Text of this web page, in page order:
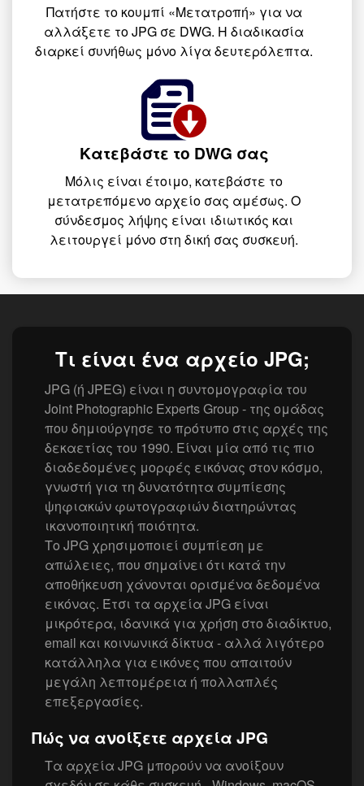
Πατήστε το κουμπί «Μετατροπή» για να
αλλάξετε το JPG σε DWG. Η διαδικασία
διαρκεί συνήθως μόνο λίγα δευτερόλεπτα.
Κατεβάστε το DWG σας
Μόλις είναι έτοιμο, κατεβάστε το
μετατρεπόμενο αρχείο σας αμέσως. Ο
σύνδεσμος λήψης είναι ιδιωτικός και
λειτουργεί μόνο στη δική σας συσκευή.
Τι είναι ένα αρχείο JPG;
JPG (ή JPEG) είναι η συντομογραφία του
Joint Photographic Experts Group - της ομάδας
που δημιούργησε το πρότυπο στις αρχές της
δεκαετίας του 1990. Είναι μία από τις πιο
διαδεδομένες μορφές εικόνας στον κόσμο,
γνωστή για τη δυνατότητα συμπίεσης
ψηφιακών φωτογραφιών διατηρώντας
ικανοποιητική ποιότητα.
Το JPG χρησιμοποιεί συμπίεση με
απώλειες, που σημαίνει ότι κατά την
αποθήκευση χάνονται ορισμένα δεδομένα
εικόνας. Έτσι τα αρχεία JPG είναι
μικρότερα, ιδανικά για χρήση στο διαδίκτυο,
email και κοινωνικά δίκτυα - αλλά λιγότερο
κατάλληλα για εικόνες που απαιτούν
μεγάλη λεπτομέρεια ή πολλαπλές
επεξεργασίες.
Πώς να ανοίξετε αρχεία JPG
Τα αρχεία JPG μπορούν να ανοίξουν